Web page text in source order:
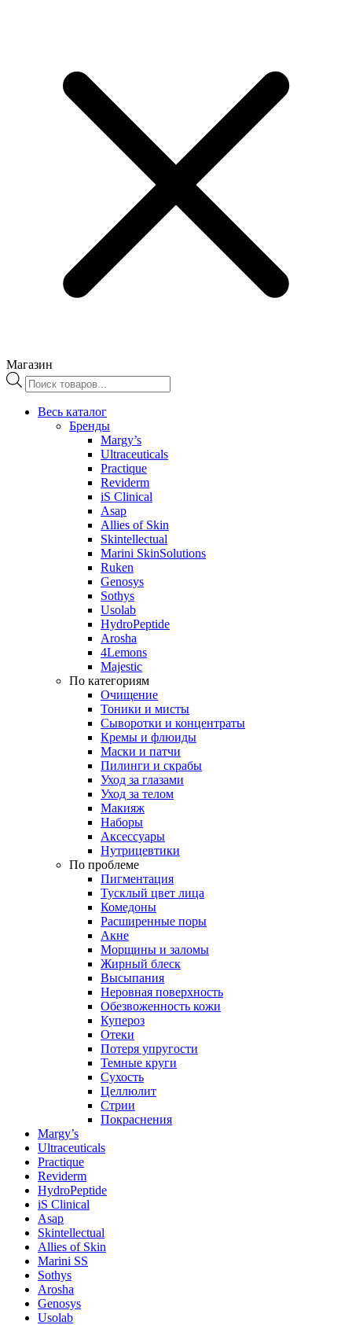
Магазин
Поиск
товаров
Весь каталог
Бренды
Margy’s
Ultraceuticals
Practique
Reviderm
iS Clinical
Asap
Allies of Skin
Skintellectual
Marini SkinSolutions
Ruken
Genosys
Sothys
Usolab
HydroPeptide
Arosha
4Lemons
Majestic
По категориям
Очищение
Тоники и мисты
Сыворотки и концентраты
Кремы и флюиды
Маски и патчи
Пилинги и скрабы
Уход за глазами
Уход за телом
Макияж
Наборы
Аксессуары
Нутрицевтики
По проблеме
Пигментация
Тусклый цвет лица
Комедоны
Расширенные поры
Акне
Морщины и заломы
Жирный блеск
Высыпания
Неровная поверхность
Обезвоженность кожи
Купероз
Отеки
Потеря упругости
Темные круги
Сухость
Целлюлит
Стрии
Покраснения
Margy’s
Ultraceuticals
Practique
Reviderm
HydroPeptide
iS Clinical
Asap
Skintellectual
Allies of Skin
Marini SS
Sothys
Arosha
Genosys
Usolab